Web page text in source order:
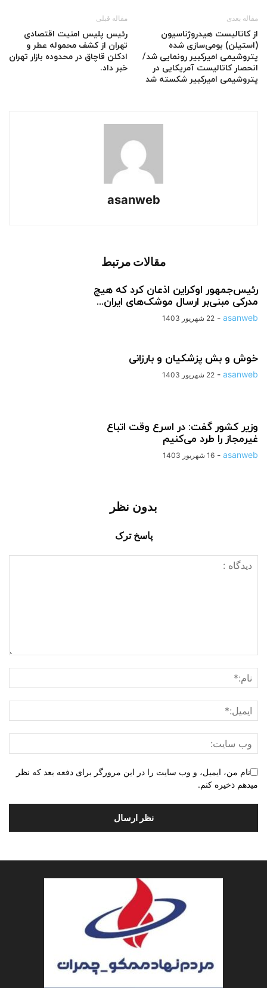
مقاله قبلی
رئیس پلیس امنیت اقتصادی
تهران از کشف محموله عطر و
ادکلن قاچاق در محدوده بازار تهران
خبر داد.
مقاله بعدی
از کاتالیست‌ هیدروژناسیون
(استیلن) بومی‌سازی شده
پتروشیمی امیرکبیر رونمایی شد/
انحصار کاتالیست‌ آمریکایی در
پتروشیمی امیرکبیر شکسته شد
asanweb
مقالات مرتبط
رئیس‌جمهور اوکراین اذعان کرد که هیچ
مدرکی مبنی‌بر ارسال موشک‌های ایران...
asanweb
- 22 شهریور 1403
خوش و بش پزشکیان و بارزانی
asanweb
- 22 شهریور 1403
وزیر کشور گفت: در اسرع وقت اتباع
غیرمجاز را طرد می‌کنیم
asanweb
- 16 شهریور 1403
بدون نظر
پاسخ ترک
نام من، ایمیل، و وب سایت را در این مرورگر برای دفعه بعد که نظر
میدهم ذخیره کنم.